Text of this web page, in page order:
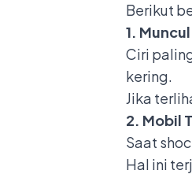
Berikut
1.
Ciri
kering.
Jika
2. Mobil
Saat
Hal ini